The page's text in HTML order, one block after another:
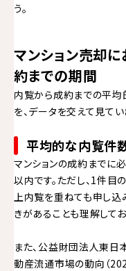
う。
マンション売却
約までの期間
内覧から成約までの平
を、データを交えて見てい
平均的な内覧件
マンションの成約までに
以内です。ただし、1件
上内覧を重ねても申し込
きがあることも理解してお
また、公益財団法人東
動産流通市場の動向（